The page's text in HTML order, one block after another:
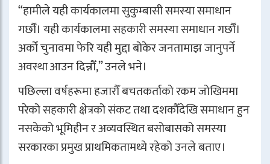
“हामीले यही कार्यकालमा सुकुम्बासी समस्या समाधान
गर्छौँ। यही कार्यकालमा सहकारी समस्या समाधान गर्छौँ।
अर्को चुनावमा फेरि यही मुद्दा बोकेर जनतामाझ जानुपर्ने
अवस्था आउन दिन्नौँ,” उनले भने।
पछिल्ला वर्षहरूमा हजारौँ बचतकर्ताको रकम जोखिममा
परेको सहकारी क्षेत्रको संकट तथा दशकौँदेखि समाधान हुन
नसकेको भूमिहीन र अव्यवस्थित बसोबासको समस्या
सरकारका प्रमुख प्राथमिकतामध्ये रहेको उनले बताए।